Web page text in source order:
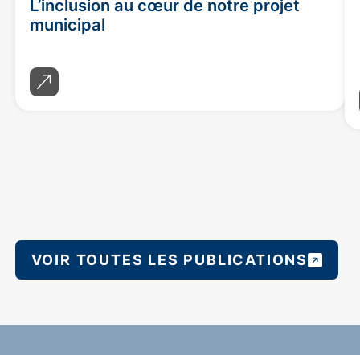
L’inclusion au cœur de notre projet
municipal
VOIR TOUTES LES PUBLICATIONS